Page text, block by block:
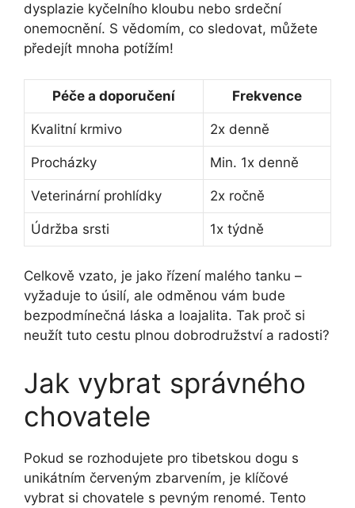
dysplazie kyčelního kloubu nebo srdeční
onemocnění. S vědomím, co sledovat, můžete
předejít mnoha potížím!
Péče a doporučení Frekvence
Kvalitní krmivo 2x denně
Procházky Min. 1x denně
Veterinární prohlídky 2x ročně
Údržba srsti 1x týdně
Celkově vzato, je jako řízení malého tanku –
vyžaduje to úsilí, ale odměnou vám bude
bezpodmínečná láska a loajalita. Tak proč si
neužít tuto cestu plnou dobrodružství a radosti?
Jak vybrat správného
chovatele
Pokud se rozhodujete pro tibetskou dogu s
unikátním červeným zbarvením, je klíčové
vybrat si chovatele s pevným renomé. Tento